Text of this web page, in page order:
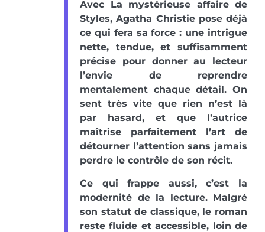
Avec La mystérieuse affaire de
Styles, Agatha Christie pose déjà
ce qui fera sa force : une intrigue
nette, tendue, et suffisamment
précise pour donner au lecteur
l’envie de reprendre
mentalement chaque détail. On
sent très vite que rien n’est là
par hasard, et que l’autrice
maîtrise parfaitement l’art de
détourner l’attention sans jamais
perdre le contrôle de son récit.
Ce qui frappe aussi, c’est la
modernité de la lecture. Malgré
son statut de classique, le roman
reste fluide et accessible, loin de